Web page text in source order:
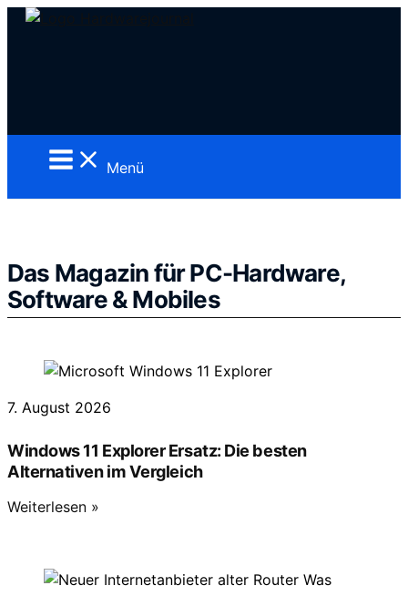
Zum
Menü
Das Magazin für PC-Hardware,
Software & Mobiles
7. August 2026
Windows 11 Explorer Ersatz: Die besten
Alternativen im Vergleich
Weiterlesen »